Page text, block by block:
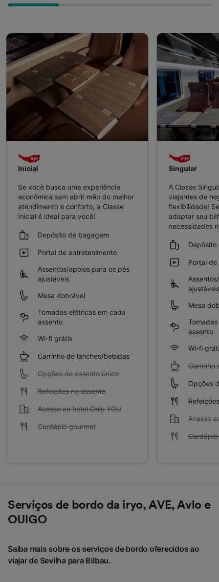
Inicial
Se você busca uma experiência
econômica sem abrir mão do melhor
atendimento e conforto, a Classe
Inicial é ideal para você!
Depósito de bagagem
Portal de entretenimento
Assentos/apoios para os pés
ajustáveis
Mesa dobrável
Tomadas elétricas em cada
assento
Wi-fi grátis
Carrinho de lanches/bebidas
Opções de assento único
Refeições no assento
Acesso ao hotel Only YOU
Cardápio gourmet
Singular
A Classe
viajantes de
flexibilidade!
adaptar seu
necessidades
Portal
Mesa
assento
Wi-fi
Carrinho
Opções
Acesso
Serviços de bordo da iryo, AVE, Avlo e
OUIGO
Saiba mais sobre os serviços de bordo oferecidos ao
viajar de Sevilha para Bilbau.